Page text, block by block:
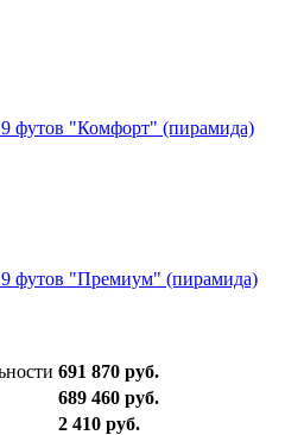
9 футов "Комфорт" (пирамида)
9 футов "Премиум" (пирамида)
691 870 руб.
689 460 руб.
2 410 руб.